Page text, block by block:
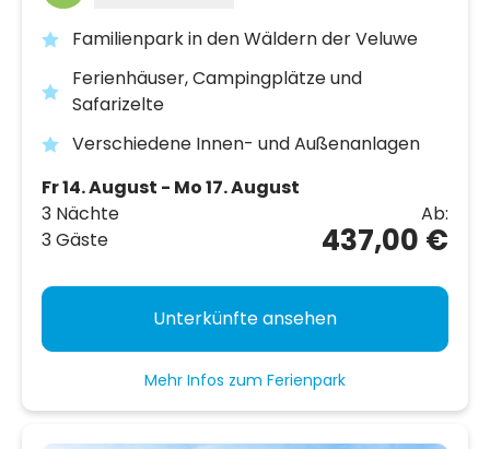
Familienpark in den Wäldern der Veluwe
Ferienhäuser, Campingplätze und
Safarizelte
Verschiedene Innen- und Außenanlagen
Fr 14. August - Mo 17. August
3 Nächte
3 Gäste
Ab:
437,00 €
Unterkünfte ansehen
Mehr Infos zum Ferienpark